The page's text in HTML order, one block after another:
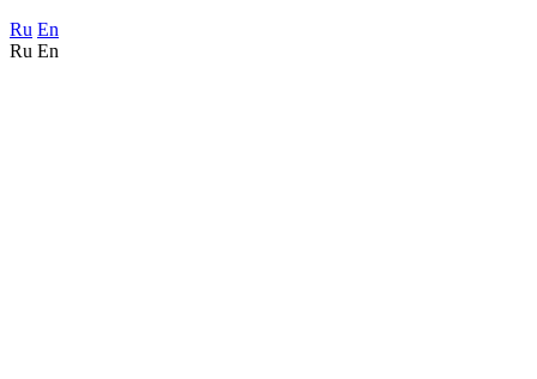
Ru En
Ru En